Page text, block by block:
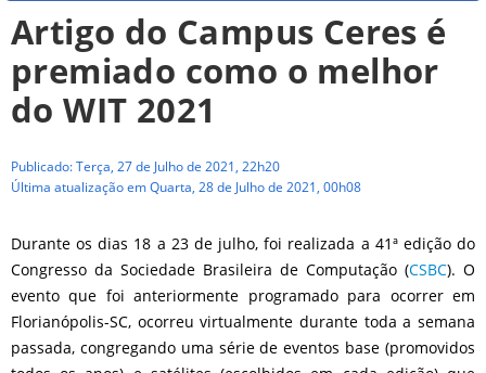
Artigo do Campus Ceres é
premiado como o melhor
do WIT 2021
Publicado: Terça, 27 de Julho de 2021, 22h20
Última atualização em Quarta, 28 de Julho de 2021, 00h08
Durante os dias 18 a 23 de julho, foi realizada a 41ª edição do
Congresso da Sociedade Brasileira de Computação (CSBC). O
evento que foi anteriormente programado para ocorrer em
Florianópolis-SC, ocorreu virtualmente durante toda a semana
passada, congregando uma série de eventos base (promovidos